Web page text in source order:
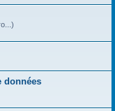
données